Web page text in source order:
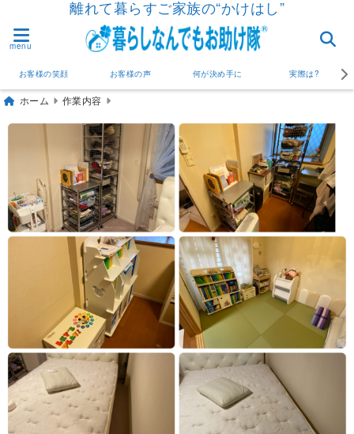
離れて暮らすご家族の“かけはし”
menu
お客様の笑顔 お客様の声 何が決め手に 実際は?
ホーム 作業内容